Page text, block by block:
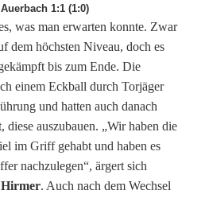
1:1 (1:0)
was man erwarten konnte. Zwar
dem höchsten Niveau, doch es
bis zum Ende. Die
einem Eckball durch Torjäger
und hatten auch danach
auszubauen. „Wir haben die
im Griff gehabt und haben es
nachzulegen“, ärgert sich
. Auch nach dem Wechsel